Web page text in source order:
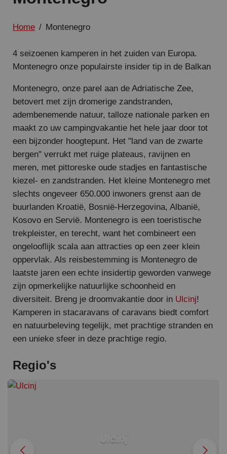
Home / Montenegro
4 seizoenen kamperen in het zuiden van Europa.
Montenegro onze populairste insider tip in de Balkan
Montenegro, onze parel aan de Adriatische Zee,
betovert met zijn dromerige zandstranden,
adembenemende natuur, talloze nationale parken en
maakt zo uw campingvakantie het hele jaar door tot
een bijzonder hoogtepunt. Het "land van de zwarte
bergen" verrukt met ruige plateaus, ravijnen en
meren, met pittoreske oude stadjes en fantastische
kiezel- en zandstranden. Het kleine Montenegro met
slechts ongeveer 650.000 inwoners grenst aan de
buurlanden Kroatië, Bosnië-Herzegovina, Albanië,
Kosovo en Servië. Montenegro is een toeristische
trekpleister, en terecht, want het combineert een
ongelooflijk scala aan attracties op een zeer klein
oppervlak. Als reisbestemming is Montenegro de
laatste jaren een echte insidertip geworden vanwege
zijn opmerkelijke natuurlijke schoonheid en
diversiteit. Breng je droomvakantie door in Ulcinj!
Kamperen in stacaravans of caravans biedt comfort
en natuurbeleving tegelijk, met prachtige stranden en
een unieke sfeer in deze prachtige regio.
Regio's
Ulcinj